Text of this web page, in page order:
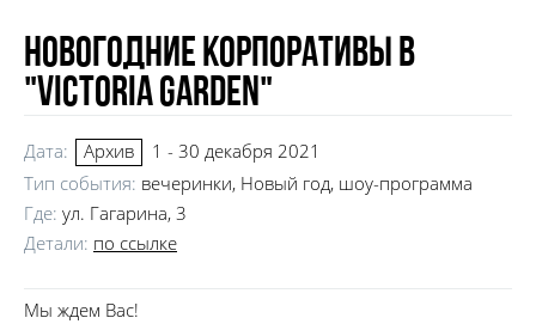
Новогодние корпоративы в
"Victoria Garden"
Дата: Архив
1 - 30 декабря 2021
Тип события: вечеринки, Новый год, шоу-программа
Где: ул. Гагарина, 3
Детали: по ссылке
Мы ждем Вас!